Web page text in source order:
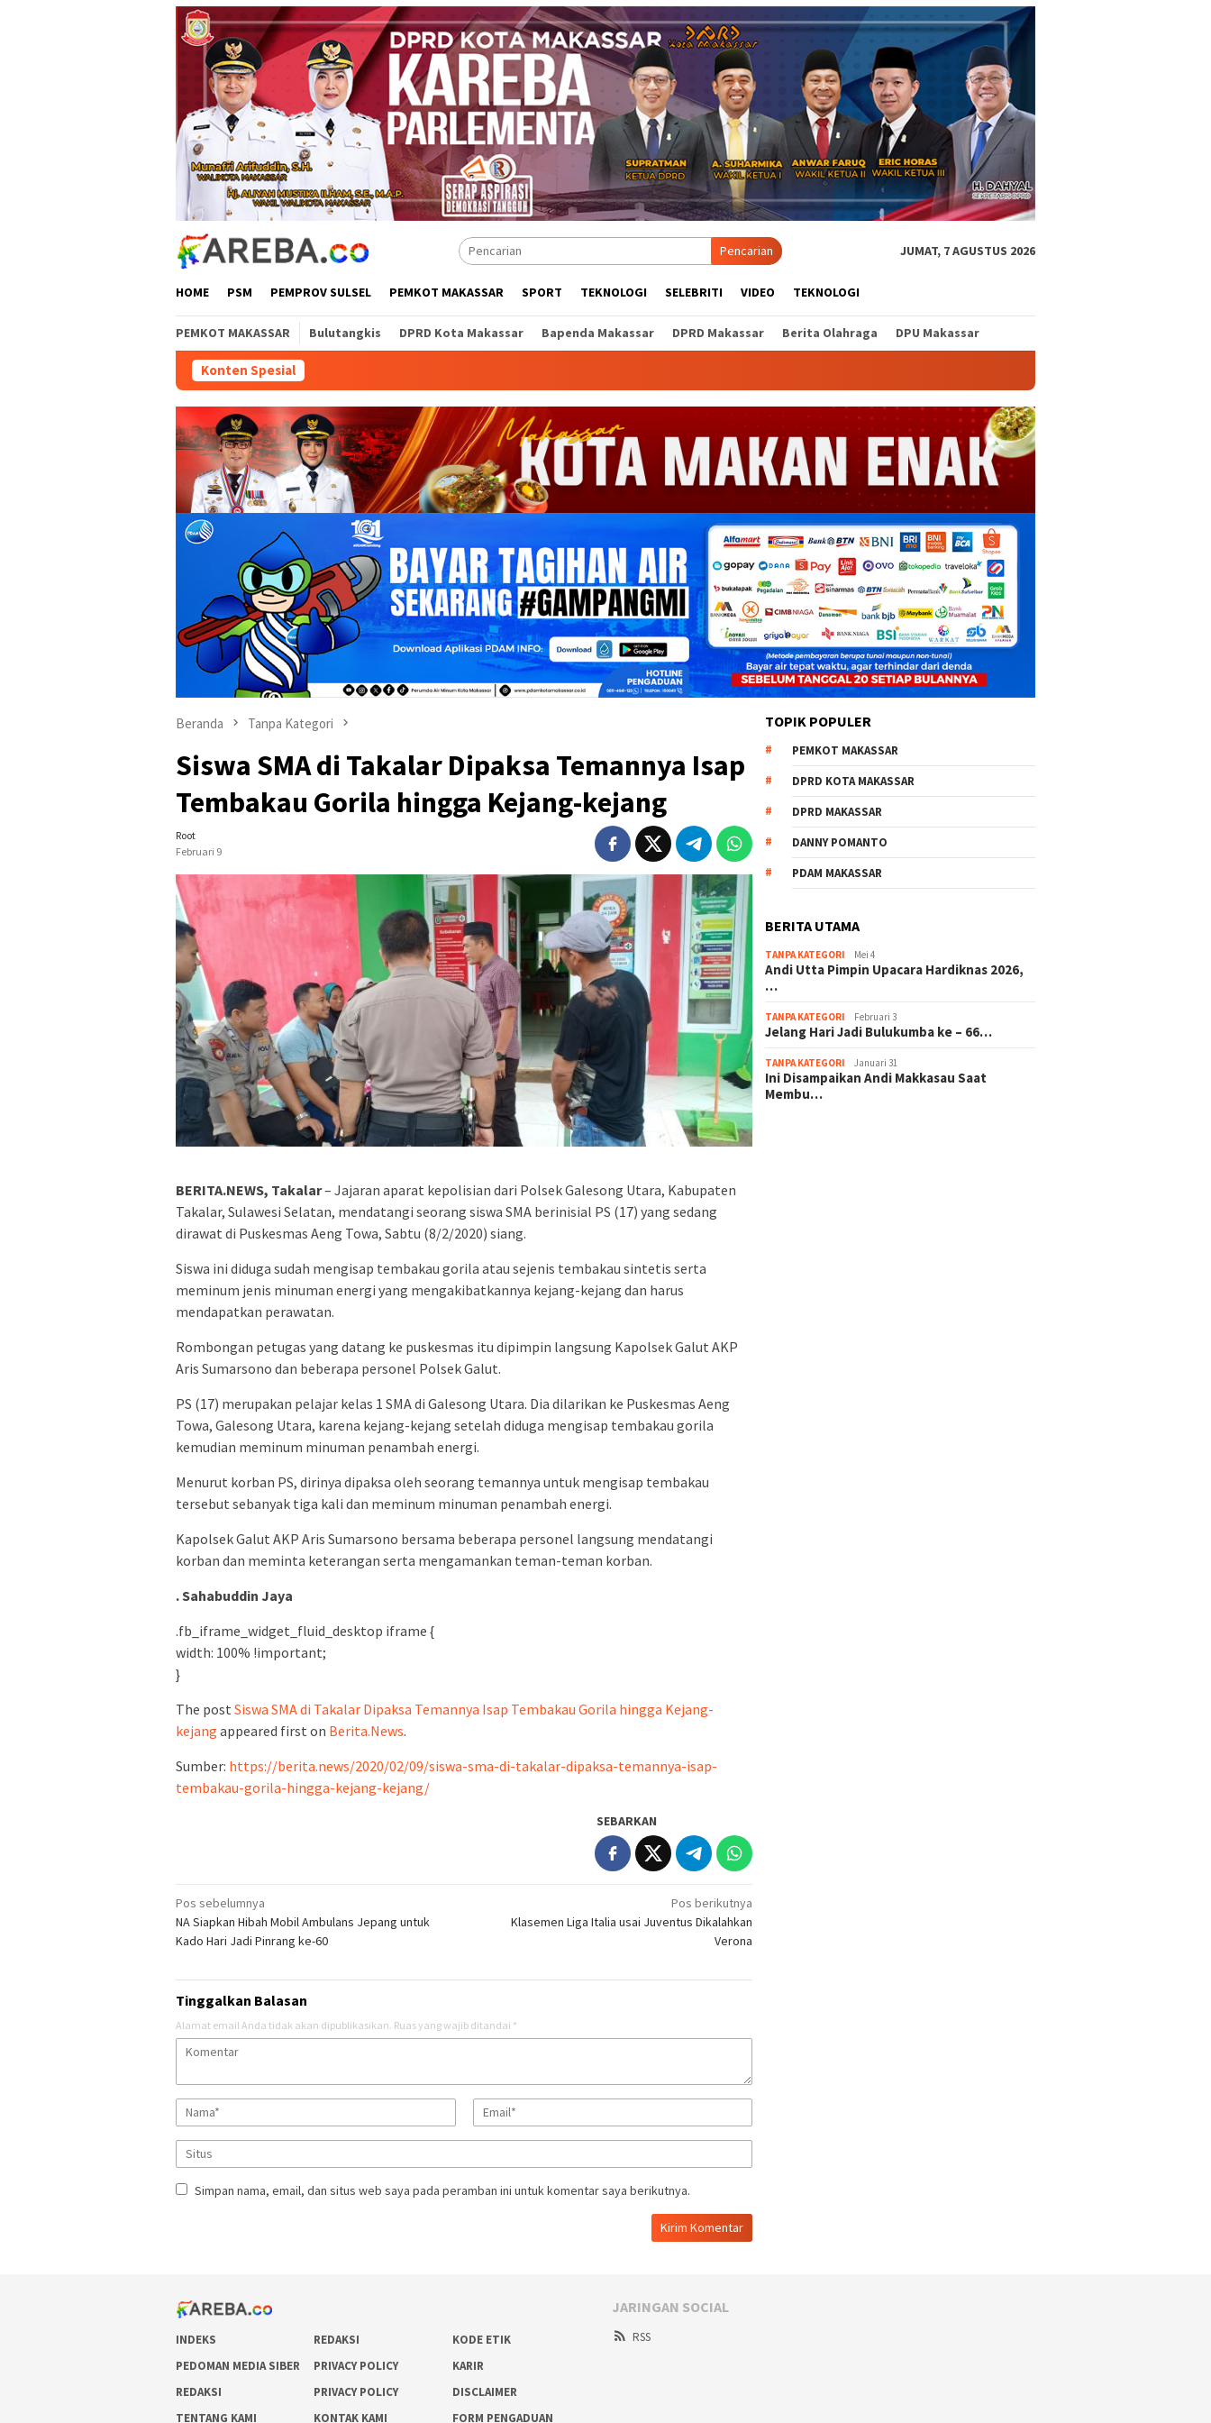
Pencarian JUMAT, 7 AGUSTUS 2026
HOME PSM PEMPROV SULSEL PEMKOT MAKASSAR SPORT TEKNOLOGI SELEBRITI VIDEO TEKNOLOGI
PEMKOT MAKASSAR Bulutangkis DPRD Kota Makassar Bapenda Makassar DPRD Makassar Berita Olahraga DPU Makassar
Konten Spesial
Beranda Tanpa Kategori
Siswa SMA di Takalar Dipaksa Temannya Isap
Tembakau Gorila hingga Kejang-kejang
Root
Februari 9
BERITA.NEWS, Takalar– Jajaran aparat kepolisian dari Polsek Galesong Utara, Kabupaten
Takalar, Sulawesi Selatan, mendatangi seorang siswa SMA berinisial PS (17) yang sedang
dirawat di Puskesmas Aeng Towa, Sabtu (8/2/2020) siang.
Siswa ini diduga sudah mengisap tembakau gorila atau sejenis tembakau sintetis serta
meminum jenis minuman energi yang mengakibatkannya kejang-kejang dan harus
mendapatkan perawatan.
Rombongan petugas yang datang ke puskesmas itu dipimpin langsung Kapolsek Galut AKP
Aris Sumarsono dan beberapa personel Polsek Galut.
PS (17) merupakan pelajar kelas 1 SMA di Galesong Utara. Dia dilarikan ke Puskesmas Aeng
Towa, Galesong Utara, karena kejang-kejang setelah diduga mengisap tembakau gorila
kemudian meminum minuman penambah energi.
Menurut korban PS, dirinya dipaksa oleh seorang temannya untuk mengisap tembakau
tersebut sebanyak tiga kali dan meminum minuman penambah energi.
Kapolsek Galut AKP Aris Sumarsono bersama beberapa personel langsung mendatangi
korban dan meminta keterangan serta mengamankan teman-teman korban.
. Sahabuddin Jaya
.fb_iframe_widget_fluid_desktop iframe {
width: 100% !important;
}
The post Siswa SMA di Takalar Dipaksa Temannya Isap Tembakau Gorila hingga Kejang-
kejang appeared first on Berita.News.
Sumber: https://berita.news/2020/02/09/siswa-sma-di-takalar-dipaksa-temannya-isap-
tembakau-gorila-hingga-kejang-kejang/
SEBARKAN
Navigasi
pos
Pos sebelumnya
NA Siapkan Hibah Mobil Ambulans Jepang untuk
Kado Hari Jadi Pinrang ke-60
Pos berikutnya
Klasemen Liga Italia usai Juventus Dikalahkan
Verona
Tinggalkan Balasan
Alamat email Anda tidak akan dipublikasikan. Ruas yang wajib ditandai *
Simpan nama, email, dan situs web saya pada peramban ini untuk komentar saya berikutnya.
TOPIK POPULER
PEMKOT MAKASSAR
DPRD KOTA MAKASSAR
DPRD MAKASSAR
DANNY POMANTO
PDAM MAKASSAR
BERITA UTAMA
TANPA KATEGORI Mei 4
Andi Utta Pimpin Upacara Hardiknas 2026,
…
TANPA KATEGORI Februari 3
Jelang Hari Jadi Bulukumba ke – 66…
TANPA KATEGORI Januari 31
Ini Disampaikan Andi Makkasau Saat
Membu…
INDEKS REDAKSI
KODE ETIK
PEDOMAN MEDIA SIBER
PRIVACY POLICY
KARIR
REDAKSI
PRIVACY POLICY
DISCLAIMER
TENTANG KAMI
KONTAK KAMI FORM PENGADUAN
JARINGAN SOCIAL
RSS